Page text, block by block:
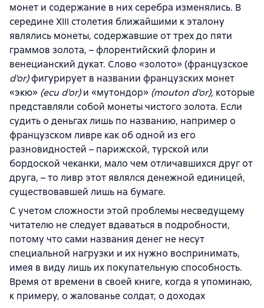
монет и содержание в них серебра изменялись. В
середине XIII столетия ближайшими к эталону
являлись монеты, содержавшие от трех до пяти
граммов золота, – флорентийский флорин и
венецианский дукат. Слово «золото» (французское
d'or)фигурирует в названии французских монет
«экю» (ecu d'or)и «мутондор» (mouton d'or), которые
представляли собой монеты чистого золота. Если
судить о деньгах лишь по названию, например о
французском ливре как об одной из его
разновидностей – парижской, турской или
бордоской чеканки, мало чем отличавшихся друг от
друга, – то ливр этот являлся денежной единицей,
существовавшей лишь на бумаге.
С учетом сложности этой проблемы несведущему
читателю не следует вдаваться в подробности,
потому что сами названия денег не несут
специальной нагрузки и их нужно воспринимать,
имея в виду лишь их покупательную способность.
Время от времени в своей книге, когда я упоминаю,
к примеру, о жалованье солдат, о доходах